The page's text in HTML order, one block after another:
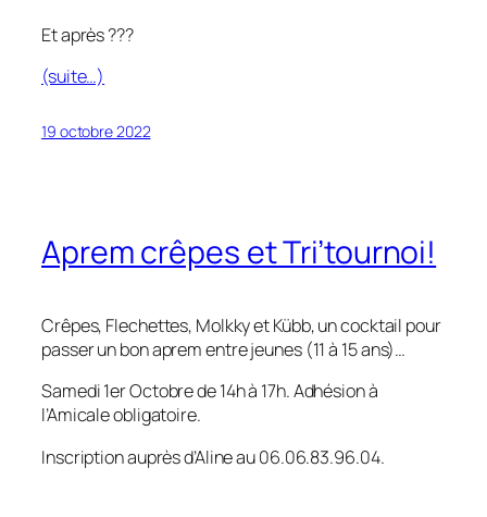
Et après ???
(suite…)
19 octobre 2022
Aprem crêpes et Tri’tournoi!
Crêpes, Flechettes, Molkky et Kübb, un cocktail pour
passer un bon aprem entre jeunes (11 à 15 ans)…
Samedi 1er Octobre de 14h à 17h. Adhésion à
l’Amicale obligatoire.
Inscription auprès d’Aline au 06.06.83.96.04.